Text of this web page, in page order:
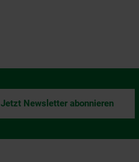
Jetzt Newsletter abonnieren